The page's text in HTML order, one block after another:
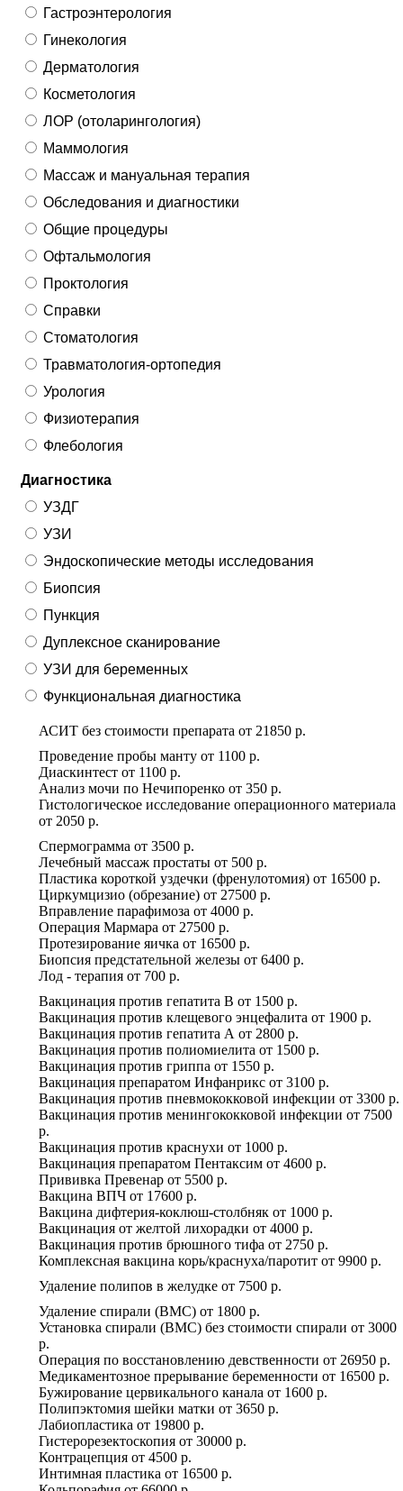
Гастроэнтерология
Гинекология
Дерматология
Косметология
ЛОР (отоларингология)
Маммология
Массаж и мануальная терапия
Обследования и диагностики
Общие процедуры
Офтальмология
Проктология
Справки
Стоматология
Травматология-ортопедия
Урология
Физиотерапия
Флебология
Диагностика
УЗДГ
УЗИ
Эндоскопические методы исследования
Биопсия
Пункция
Дуплексное сканирование
УЗИ для беременных
Функциональная диагностика
АСИТ без стоимости препарата от 21850 р.
Проведение пробы манту от 1100 р.
Диаскинтест от 1100 р.
Анализ мочи по Нечипоренко от 350 р.
Гистологическое исследование операционного материала
от 2050 р.
Спермограмма от 3500 р.
Лечебный массаж простаты от 500 р.
Пластика короткой уздечки (френулотомия) от 16500 р.
Циркумцизио (обрезание) от 27500 р.
Вправление парафимоза от 4000 р.
Операция Мармара от 27500 р.
Протезирование яичка от 16500 р.
Биопсия предстательной железы от 6400 р.
Лод - терапия от 700 р.
Вакцинация против гепатита В от 1500 р.
Вакцинация против клещевого энцефалита от 1900 р.
Вакцинация против гепатита А от 2800 р.
Вакцинация против полиомиелита от 1500 р.
Вакцинация против гриппа от 1550 р.
Вакцинация препаратом Инфанрикс от 3100 р.
Вакцинация против пневмококковой инфекции от 3300 р.
Вакцинация против менингококковой инфекции от 7500
р.
Вакцинация против краснухи от 1000 р.
Вакцинация препаратом Пентаксим от 4600 р.
Прививка Превенар от 5500 р.
Вакцина ВПЧ от 17600 р.
Вакцина дифтерия-коклюш-столбняк от 1000 р.
Вакцинация от желтой лихорадки от 4000 р.
Вакцинация против брюшного тифа от 2750 р.
Комплексная вакцина корь/краснуха/паротит от 9900 р.
Удаление полипов в желудке от 7500 р.
Удаление спирали (ВМС) от 1800 р.
Установка спирали (ВМС) без стоимости спирали от 3000
р.
Операция по восстановлению девственности от 26950 р.
Медикаментозное прерывание беременности от 16500 р.
Бужирование цервикального канала от 1600 р.
Полипэктомия шейки матки от 3650 р.
Лабиопластика от 19800 р.
Гистерорезектоскопия от 30000 р.
Контрацепция от 4500 р.
Интимная пластика от 16500 р.